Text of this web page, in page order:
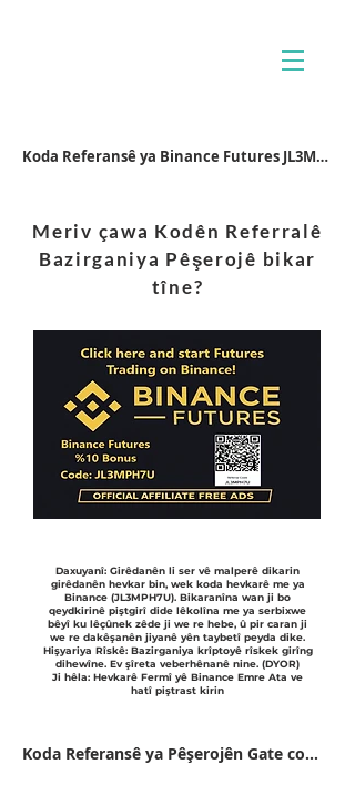
Koda Referansê ya Binance Futures JL3MPH7U
Meriv çawa Kodên Referralê
Bazirganiya Pêşerojê bikar
tîne?
Daxuyanî: Girêdanên li ser vê malperê dikarin
girêdanên hevkar bin, wek koda hevkarê me ya
Binance (JL3MPH7U). Bikaranîna wan ji bo
qeydkirinê piştgirî dide lêkolîna me ya serbixwe
bêyî ku lêçûnek zêde ji we re hebe, û pir caran ji
we re dakêşanên jiyanê yên taybetî peyda dike.
Hişyariya Rîskê: Bazirganiya krîptoyê rîskek girîng
dihewîne. Ev şîreta veberhênanê nine. (DYOR)
Ji hêla: Hevkarê Fermî yê Binance Emre Ata ve
hatî piştrast kirin
Koda Referansê ya Pêşerojên Gate com VFJDUWXD